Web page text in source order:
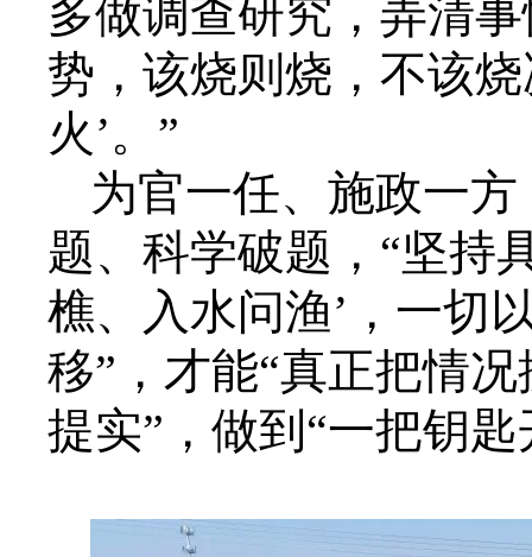
多做调查研究，弄清
势，该烧则烧，不该
火’。”
为官一任、施政一
题、科学破题，“坚持
樵、入水问渔’，一切
移”，才能“真正把情
提实”，做到“一把钥